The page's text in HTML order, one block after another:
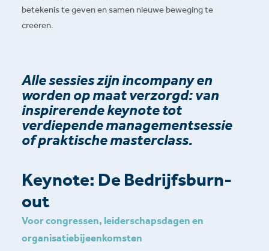
betekenis te geven en samen nieuwe beweging te
creëren.
Alle sessies zijn incompany en
worden op maat verzorgd: van
inspirerende keynote tot
verdiepende managementsessie
of praktische masterclass.
Keynote: De Bedrijfsburn-
out
Voor congressen, leiderschapsdagen en
organisatiebijeenkomsten